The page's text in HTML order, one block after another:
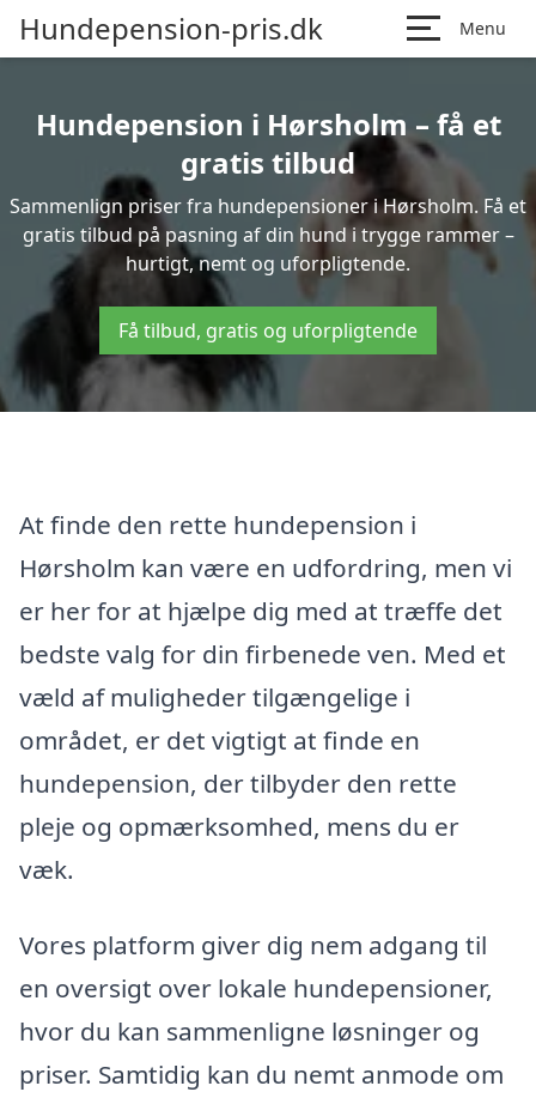
Hundepension-pris.dk Menu
Hundepension i Hørsholm – få et
gratis tilbud
Sammenlign priser fra hundepensioner i Hørsholm. Få et
gratis tilbud på pasning af din hund i trygge rammer –
hurtigt, nemt og uforpligtende.
Få tilbud, gratis og uforpligtende
At finde den rette hundepension i
Hørsholm kan være en udfordring, men vi
er her for at hjælpe dig med at træffe det
bedste valg for din firbenede ven. Med et
væld af muligheder tilgængelige i
området, er det vigtigt at finde en
hundepension, der tilbyder den rette
pleje og opmærksomhed, mens du er
væk.
Vores platform giver dig nem adgang til
en oversigt over lokale hundepensioner,
hvor du kan sammenligne løsninger og
priser. Samtidig kan du nemt anmode om